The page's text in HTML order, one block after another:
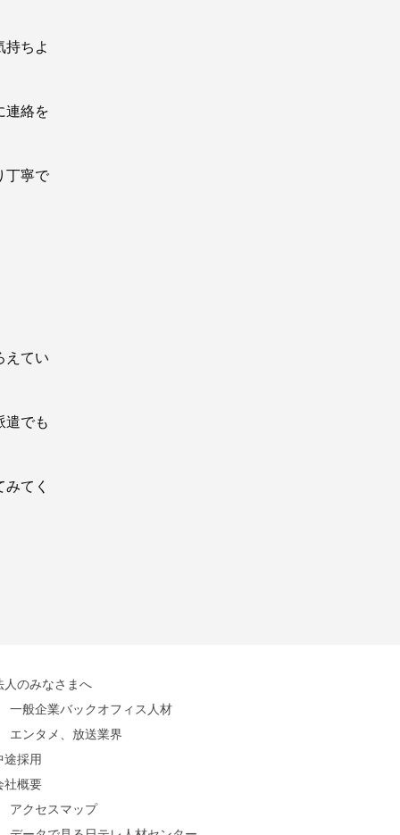
持ちよ
連絡を
丁寧で
えてい
遣でも
てく
人のみなさまへ
一般企業バックオフィス人材
エンタメ、放送業界
途採用
社概要
アクセスマップ